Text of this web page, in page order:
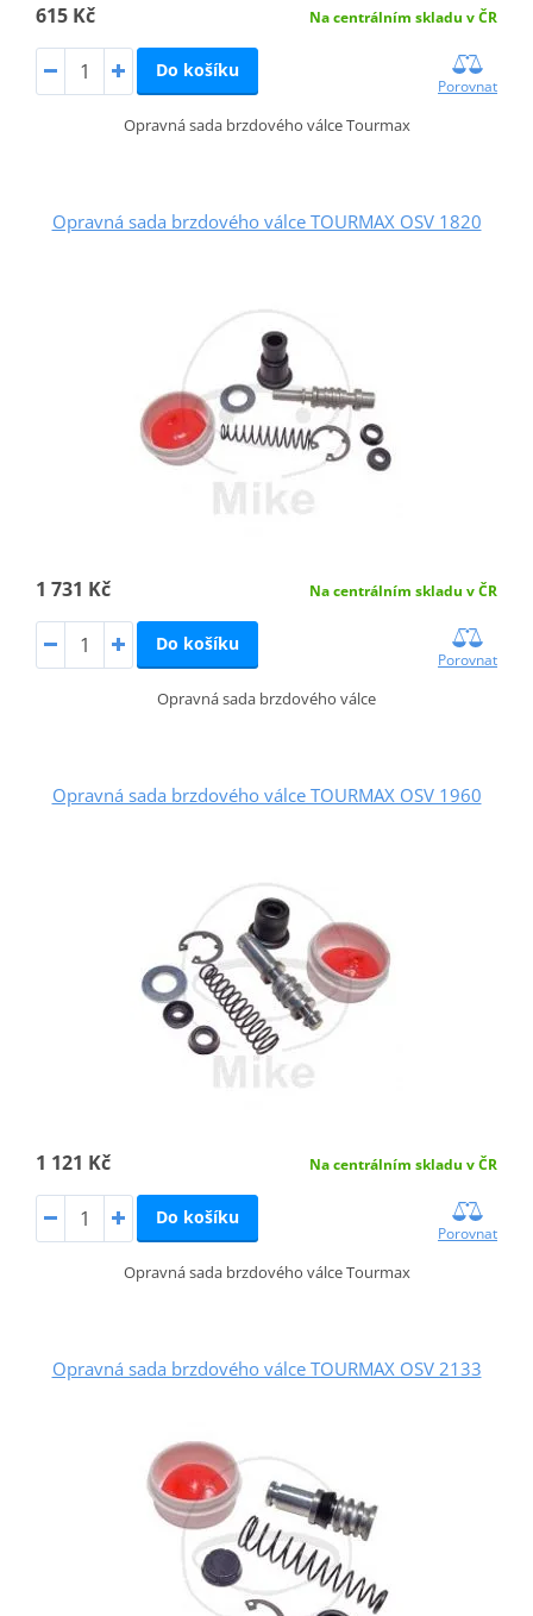
615 Kč Na centrálním skladu v ČR
Do košíku
Porovnat
Opravná sada brzdového válce Tourmax
Opravná sada brzdového válce TOURMAX OSV 1820
1 731 Kč Na centrálním skladu v ČR
Do košíku
Porovnat
Opravná sada brzdového válce
Opravná sada brzdového válce TOURMAX OSV 1960
1 121 Kč Na centrálním skladu v ČR
Do košíku
Porovnat
Opravná sada brzdového válce Tourmax
Opravná sada brzdového válce TOURMAX OSV 2133